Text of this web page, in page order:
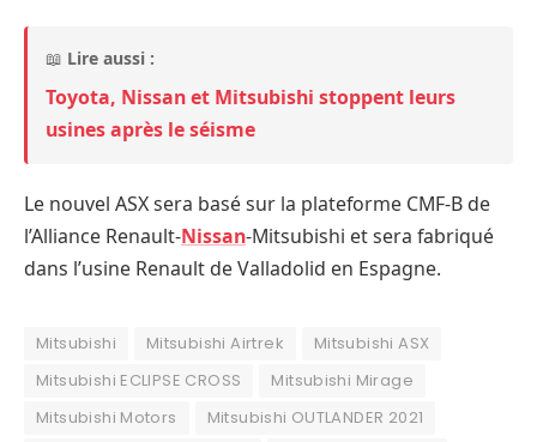
📖 Lire aussi :
Toyota, Nissan et Mitsubishi stoppent leurs
usines après le séisme
Le nouvel ASX sera basé sur la plateforme CMF-B de
l’Alliance Renault-Nissan-Mitsubishi et sera fabriqué
dans l’usine Renault de Valladolid en Espagne.
Mitsubishi Mitsubishi Airtrek
Mitsubishi ASX
Mitsubishi ECLIPSE CROSS
Mitsubishi Mirage
Mitsubishi Motors
Mitsubishi OUTLANDER 2021